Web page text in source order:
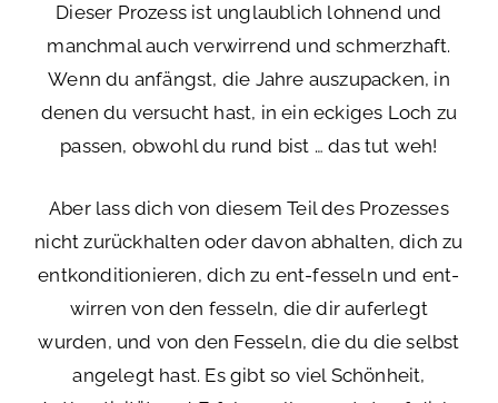
Dieser Prozess ist unglaublich lohnend und
manchmal auch verwirrend und schmerzhaft.
Wenn du anfängst, die Jahre auszupacken, in
denen du versucht hast, in ein eckiges Loch zu
passen, obwohl du rund bist … das tut weh!
Aber lass dich von diesem Teil des Prozesses
nicht zurückhalten oder davon abhalten, dich zu
entkonditionieren, dich zu ent-fesseln und ent-
wirren von den fesseln, die dir auferlegt
wurden, und von den Fesseln, die du die selbst
angelegt hast. Es gibt so viel Schönheit,